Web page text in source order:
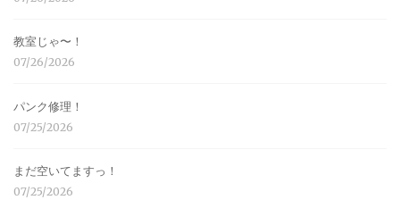
教室じゃ〜！
07/26/2026
パンク修理！
07/25/2026
まだ空いてますっ！
07/25/2026